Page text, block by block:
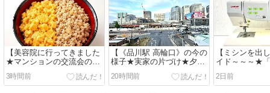
【美容院に行ってきました
★マンションの交流会の為
のチラシをもらいに 《包括
支援センター》へ★夕食は
3時間前
【《品川駅 高輪口》の今の
様子★実家の片づけ★夕食
は《かぶらや》で『焼き
鳥』はじめ『おつまみ』
20時間前
【ミシンを出
イド～～～★
ざ掛け」を『
リメイク★今
2日前